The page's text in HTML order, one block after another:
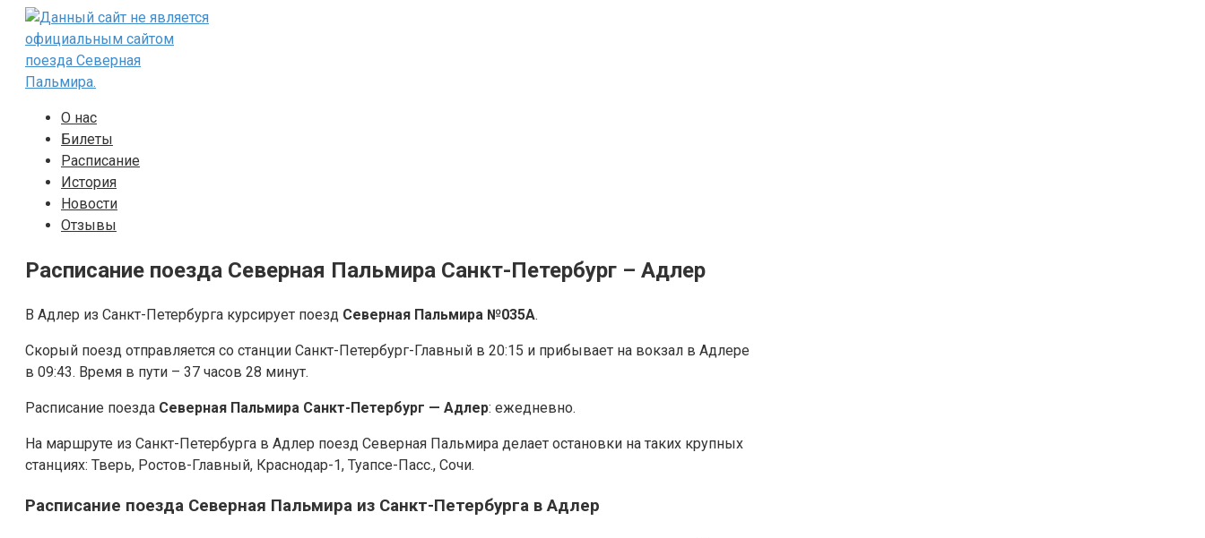
Перейти
контенту
О нас
Билеты
Расписание
История
Новости
Отзывы
Расписание поезда Северная Пальмира Санкт-Петербург – Адлер
В Адлер из Санкт-Петербурга курсирует поезд Северная Пальмира №035А.
Скорый поезд отправляется со станции Санкт-Петербург-Главный в 20:15 и прибывает на вокзал в Адлере
в 09:43. Время в пути – 37 часов 28 минут.
Расписание поезда Северная Пальмира Санкт-Петербург — Адлер: ежедневно.
На маршруте из Санкт-Петербурга в Адлер поезд Северная Пальмира делает остановки на таких крупных
станциях: Тверь, Ростов-Главный, Краснодар-1, Туапсе-Пасс., Сочи.
Расписание поезда Северная Пальмира из Санкт-Петербурга в Адлер